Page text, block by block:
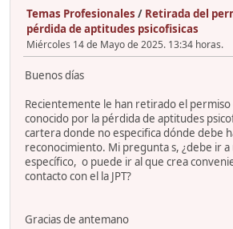
Temas Profesionales / Retirada del
pérdida de aptitudes psicofisicas
Miércoles 14 de Mayo de 2025. 13:34 horas.
Buenos días
Recientemente le han retirado el permiso
conocido por la pérdida de aptitudes
cartera donde no especifica dónde debe
reconocimiento. Mi pregunta s, ¿debe ir
específico, o puede ir al que crea
contacto con el la JPT?
Gracias de antemano